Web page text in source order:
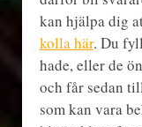
kan hjälpa dig
kolla här. Du
hade, eller de
och får sedan
som kan vara